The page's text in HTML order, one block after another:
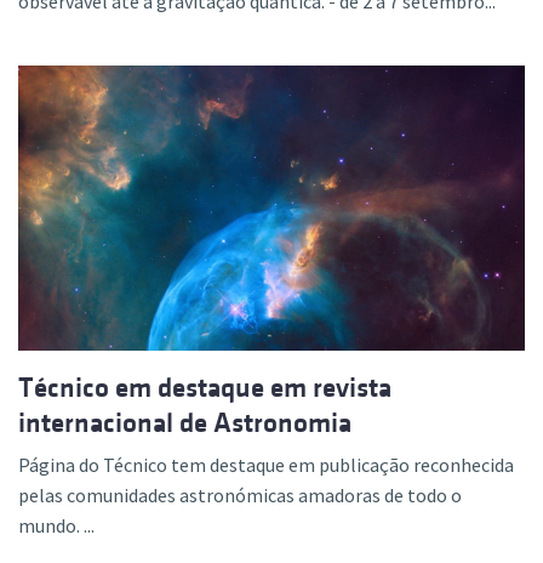
Técnico em destaque em revista
internacional de Astronomia
Página do Técnico tem destaque em publicação reconhecida
pelas comunidades astronómicas amadoras de todo o
mundo. ...